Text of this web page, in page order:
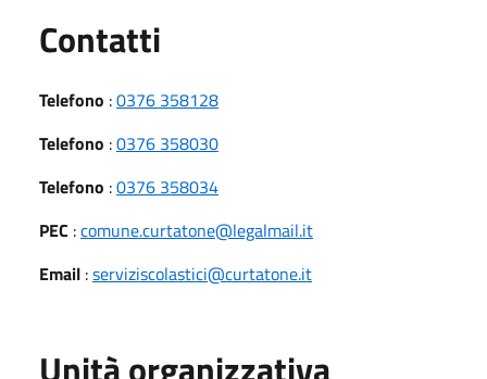
Contatti
Telefono :0376 358128
Telefono :0376 358030
Telefono :0376 358034
PEC :comune.curtatone@legalmail.it
Email :serviziscolastici@curtatone.it